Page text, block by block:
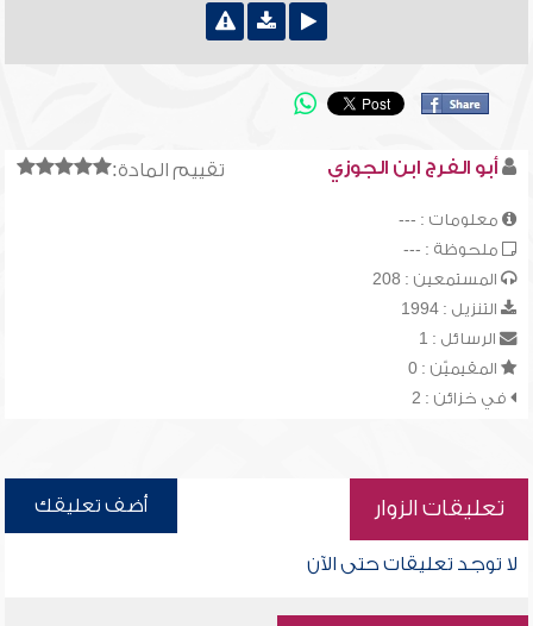
تقييم المادة: أبو الفرج ابن الجوزي
معلومات : ---
ملحوظة : ---
المستمعين : 208
التنزيل : 1994
الرسائل : 1
المقيميّن : 0
في خزائن : 2
تعليقات الزوار أضف تعليقك
لا توجد تعليقات حتى الآن